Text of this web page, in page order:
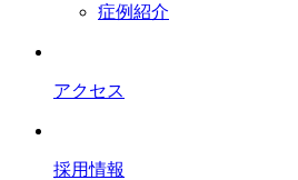
症例紹介
アクセス
採用情報